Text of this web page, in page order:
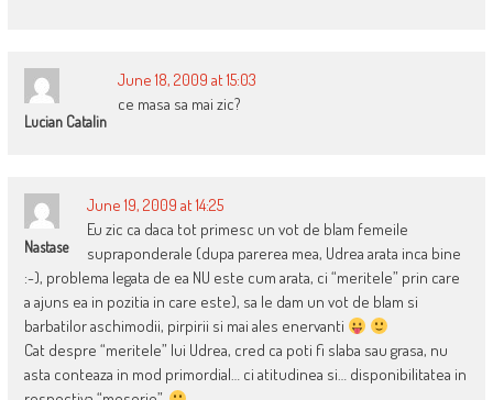
Lucian Catalin
June 18, 2009 at 15:03
ce masa sa mai zic?
Nastase
June 19, 2009 at 14:25
Eu zic ca daca tot primesc un vot de blam femeile
supraponderale (dupa parerea mea, Udrea arata inca bine
:-), problema legata de ea NU este cum arata, ci “meritele” prin care
a ajuns ea in pozitia in care este), sa le dam un vot de blam si
barbatilor aschimodii, pirpirii si mai ales enervanti
Cat despre “meritele” lui Udrea, cred ca poti fi slaba sau grasa, nu
asta conteaza in mod primordial… ci atitudinea si… disponibilitatea in